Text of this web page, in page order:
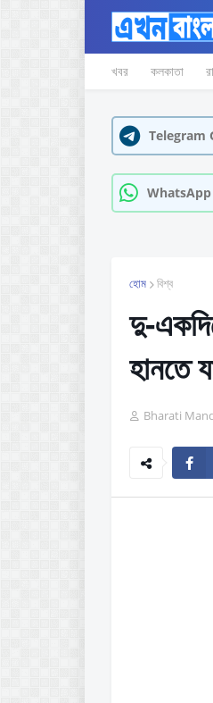
খবর কলকাতা
Telegram
হোম বিশ্ব
দু-
হানতে
Bharati